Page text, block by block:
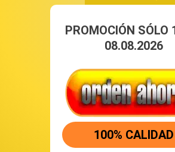
PROMOCIÓN SÓLO
08.08.2026
100% CALIDAD